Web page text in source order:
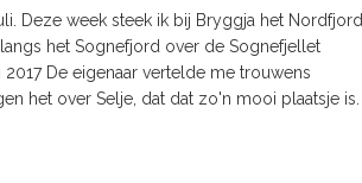
Deze week steek ik bij Bryggja het Nordfjord
het Sognefjord over de Sognefjellet
De eigenaar vertelde me trouwens
het over Selje, dat dat zo'n mooi plaatsje is.